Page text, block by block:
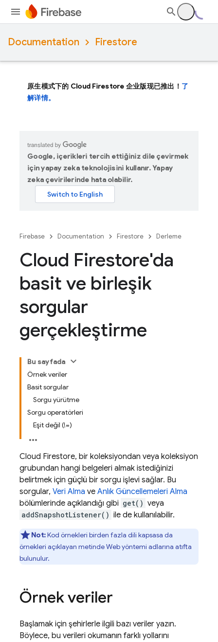
Documentation Firestore
原生模式下的 Cloud Firestore 企业版现已推出！ 了
解详情。
Google, içerikleri tercih ettiğiniz dile çevirmek
için yapay zeka teknolojisini kullanır. Yapay
zeka çevirilerinde hata olabilir.
Firebase Documentation Firestore Derleme
Cloud Firestore'da
basit ve birleşik
sorgular
gerçekleştirme
Bu sayfada
Örnek veriler
Basit sorgular
Sorgu yürütme
Sorgu operatörleri
Eşit değil (!=)
Cloud Firestore, bir koleksiyondan veya koleksiyon
grubundan hangi belgeleri almak istediğinizi
belirtmek için güçlü bir sorgu işlevi sağlar. Bu
sorgular, Veri Alma ve Anlık Güncellemeleri Alma
bölümlerinde açıklandığı gibi get() veya
addSnapshotListener() ile de kullanılabilir.
Not:Kod örnekleri birden fazla dili kapsasa da
örnekleri açıklayan metinde Web yöntemi adlarına atıfta
bulunulur.
Örnek veriler
Başlamak için şehirlerle ilgili bazı veriler yazın.
Böylece, bu verileri okumanın farklı yollarını